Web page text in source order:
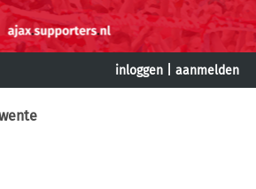
inloggen aanmelden